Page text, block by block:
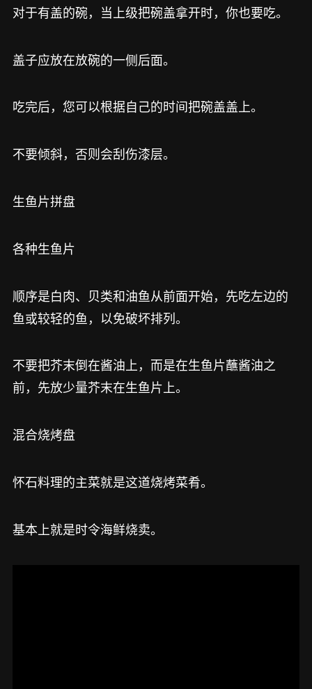
对于有盖的碗，当上级把碗盖拿开时，你也要吃。
盖子应放在放碗的一侧后面。
吃完后，您可以根据自己的时间把碗盖盖上。
不要倾斜，否则会刮伤漆层。
生鱼片拼盘
各种生鱼片
顺序是白肉、贝类和油鱼从前面开始，先吃左边的
鱼或较轻的鱼，以免破坏排列。
不要把芥末倒在酱油上，而是在生鱼片蘸酱油之
前，先放少量芥末在生鱼片上。
混合烧烤盘
怀石料理的主菜就是这道烧烤菜肴。
基本上就是时令海鲜烧卖。